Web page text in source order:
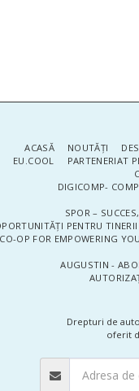
Drepturi de
oferit
ACASĂ NOUTĂŢI
EU.COOL
PARTENERIAT
DIGICOMP-
SPOR –
PENTRU
CO-OP FOR EMPOWERING
AUGUSTIN -